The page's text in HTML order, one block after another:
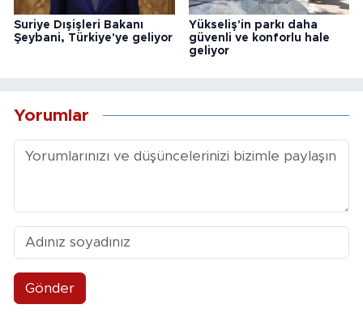
Suriye Dışişleri Bakanı
Şeybani, Türkiye'ye geliyor
Yükseliş'in parkı daha
güvenli ve konforlu hale
geliyor
Yorumlar
Gönder